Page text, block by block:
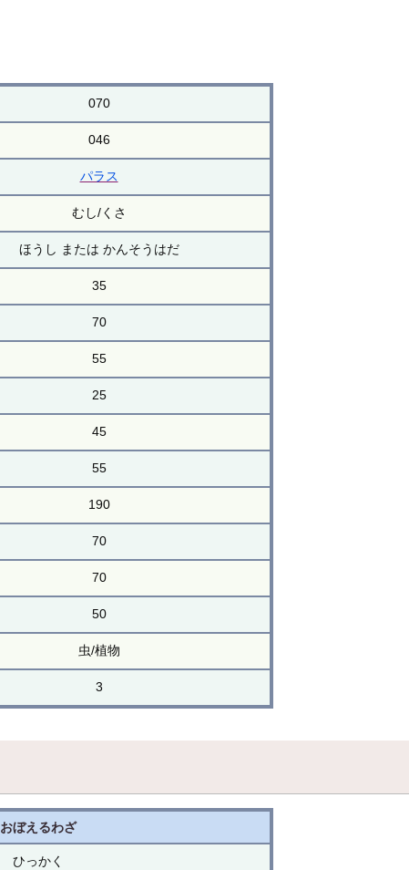
070
046
パラス
むし/くさ
ほうし または かんそうはだ
35
70
55
25
45
55
190
70
70
50
虫/植物
3
おぼえるわざ
ひっかく